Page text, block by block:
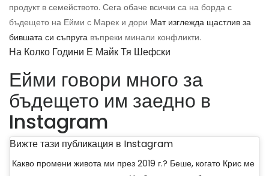
продукт в семейството. Сега обаче всички са на борда с
бъдещето на Ейми с Марек и дори Мат изглежда щастлив за
бившата си съпруга въпреки минали конфликти.
На Колко Години Е Майк Тя Шефски
Ейми говори много за
бъдещето им заедно в
Instagram
Вижте тази публикация в Instagram
Какво промени живота ми през 2019 г.? Беше, когато Крис ме